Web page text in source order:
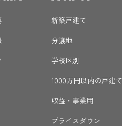
新築戸建て
分譲地
学校区別
1000万円以内の戸建て
収益・事業用
プライスダウン